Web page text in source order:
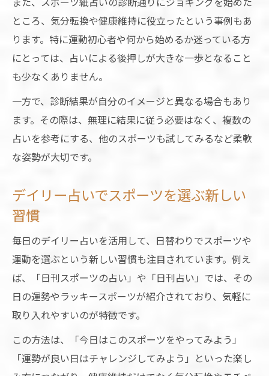
ところ、気分転換や健康維持に役立ったという事例もあ
ります。特に運動初心者や何から始めるか迷っている方
にとっては、占いによる後押しが大きな一歩となること
も少なくありません。
一方で、診断結果が自分のイメージと異なる場合もあり
ます。その際は、無理に結果に従う必要はなく、複数の
占いを参考にする、他のスポーツも試してみるなど柔軟
な姿勢が大切です。
デイリー占いでスポーツを選ぶ新しい
習慣
毎日のデイリー占いを活用して、日替わりでスポーツや
運動を選ぶという新しい習慣も注目されています。例え
ば、「日刊スポーツの占い」や「日刊占い」では、その
日の運勢やラッキースポーツが紹介されており、気軽に
取り入れやすいのが特徴です。
この方法は、「今日はこのスポーツをやってみよう」
「運勢が良い日はチャレンジしてみよう」といった楽し